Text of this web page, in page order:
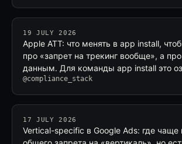
19 JULY 2026
Apple ATT: что менять в app install,
про «запрет на трекинг вообще», а
данным. Для команды app install это
@compliance_stack
17 JULY 2026
Vertical-specific в Google Ads: где